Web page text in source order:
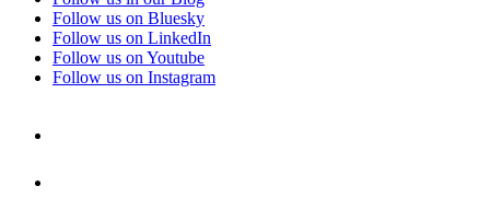
Follow us on Bluesky
Follow us on LinkedIn
Follow us on Youtube
Follow us on Instagram